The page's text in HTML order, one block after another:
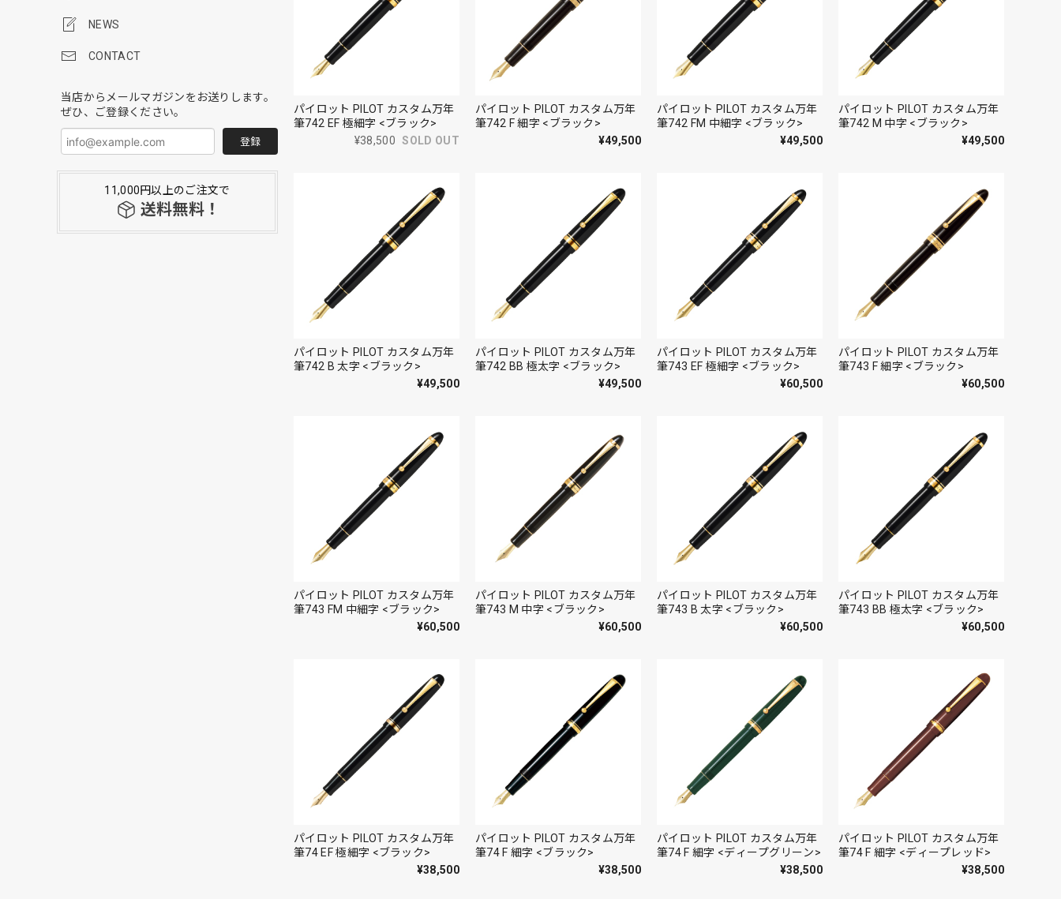
NEWS
CONTACT
当店からメールマガジンをお送りします。
ぜひ、ご登録ください。
登録
11,000円以上のご注文で
送料無料！
パイロット PILOT カスタム万年
筆742 EF 極細字 <ブラック>
¥38,500 SOLD OUT
パイロット PILOT カスタム万年
筆742 F 細字 <ブラック>
¥49,500
パイロット PILOT カスタム万年
筆742 FM 中細字 <ブラック>
¥49,500
パイロット PILOT カスタム万年
筆742 M 中字 <ブラック>
¥49,500
パイロット PILOT カスタム万年
筆742 B 太字 <ブラック>
¥49,500
パイロット PILOT カスタム万年
筆742 BB 極太字 <ブラック>
¥49,500
パイロット PILOT カスタム万年
筆743 EF 極細字 <ブラック>
¥60,500
パイロット PILOT カスタム万年
筆743 F 細字 <ブラック>
¥60,500
パイロット PILOT カスタム万年
筆743 FM 中細字 <ブラック>
¥60,500
パイロット PILOT カスタム万年
筆743 M 中字 <ブラック>
¥60,500
パイロット PILOT カスタム万年
筆743 B 太字 <ブラック>
¥60,500
パイロット PILOT カスタム万年
筆743 BB 極太字 <ブラック>
¥60,500
パイロット PILOT カスタム万年
筆74 EF 極細字 <ブラック>
¥38,500
パイロット PILOT カスタム万年
筆74 F 細字 <ブラック>
¥38,500
パイロット PILOT カスタム万年
筆74 F 細字 <ディープグリーン>
¥38,500
パイロット PILOT カスタム万年
筆74 F 細字 <ディープレッド>
¥38,500